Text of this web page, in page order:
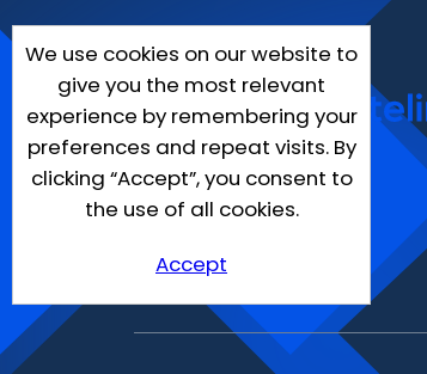
We use cookies on our website to
give you the most relevant
experience by remembering your
preferences and repeat visits. By
clicking “Accept”, you consent to
the use of all cookies.
Accept